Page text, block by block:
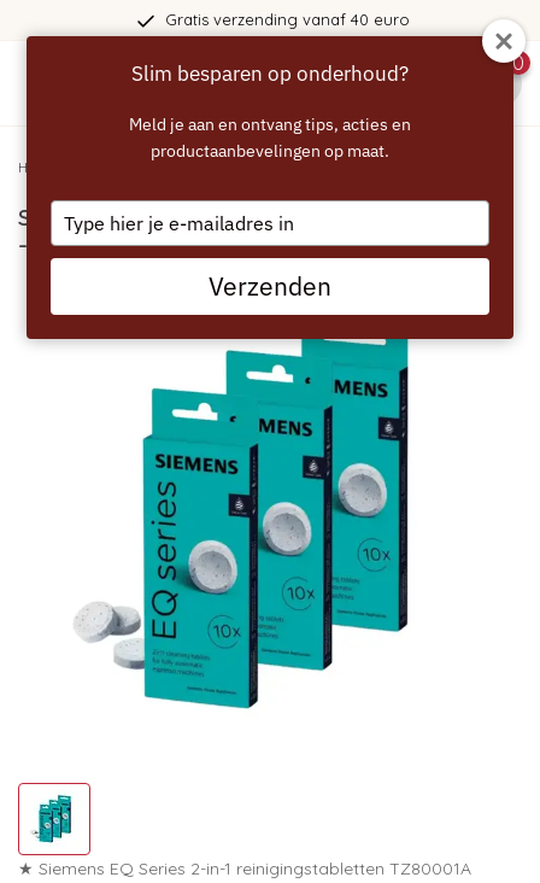
Gratis verzending vanaf 40 euro
0
Home
SIEMENS EQ Series - 2in1 Reinigingstabletten
- 30 stuks - TZ80001A
★ Siemens EQ Series 2-in-1 reinigingstabletten TZ80001A
Slim besparen op onderhoud?
Meld je aan en ontvang tips, acties en
productaanbevelingen op maat.
Type
your
email
Verzenden